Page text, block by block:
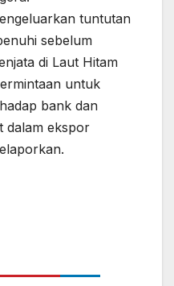
tuntutan
sebelum
di Laut Hitam
untuk
bank dan
dalam ekspor